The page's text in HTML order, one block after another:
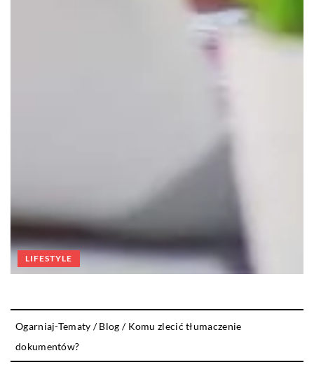
LIFESTYLE
Ogarniaj-Tematy /Blog / Komu zlecić tłumaczenie
dokumentów?